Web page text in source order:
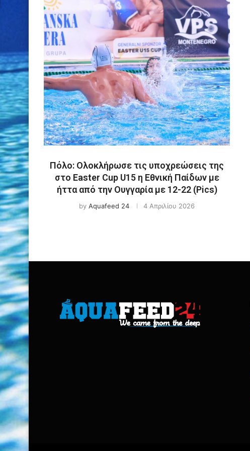
Πόλο: Ολοκλήρωσε τις υποχρεώσεις της
στο Easter Cup U15 η Εθνική Παίδων με
ήττα από την Ουγγαρία με 12-22 (Pics)
by Aquafeed 24 4 Απριλίου 2026